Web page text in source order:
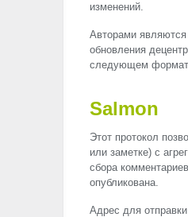
изменений.
Авторами
обновления
следующем
Salmon
Этот протокол
или заметке) с
сбора
опубликована.
Адрес для